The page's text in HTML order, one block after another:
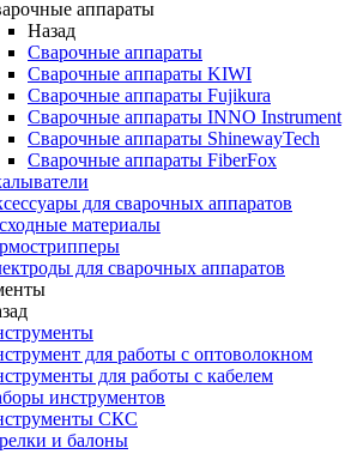
аппараты
Назад
Сварочные аппараты
Сварочные аппараты KIWI
Сварочные аппараты Fujikura
Сварочные аппараты INNO Instrument
Сварочные аппараты ShinewayTech
Cварочные аппараты FiberFox
для сварочных аппаратов
материалы
для сварочных аппаратов
для работы с оптоволокном
для работы с кабелем
инструментов
СКС
и балоны